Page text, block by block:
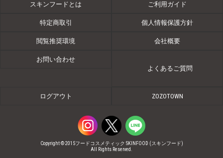
スキンフードとは ご利用ガイド
特定商取引 個人情報保護方針
閲覧推奨環境 会社概要
お問い合わせ
よくあるご質問
ログアウト ZOZOTOWN
Copyright © 2015フードコスメティック SKINFOOD (スキンフード)
All Rights Reserved.